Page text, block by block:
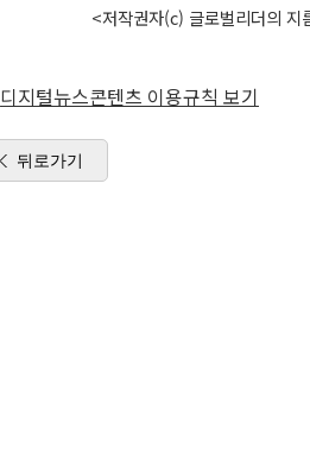
<저작권자(c) 글로벌리더의
디지털뉴스콘텐츠 이용규칙 보기
뒤로가기